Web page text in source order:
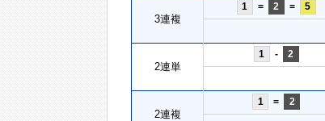
3連複
1 = 2 = 5
2連単
1 - 2
2連複
1 = 2